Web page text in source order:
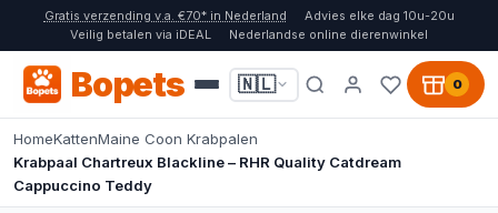
Gratis verzending v.a. €70* in Nederland
Advies elke dag 10u-20u
Veilig betalen via iDEAL
Nederlandse online dierenwinkel
Bopets 🇳🇱 0
HomeKattenMaine Coon Krabpalen
Krabpaal Chartreux Blackline – RHR Quality Catdream
Cappuccino Teddy